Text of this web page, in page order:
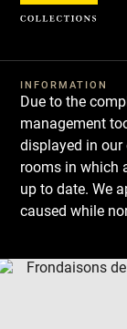
INFORMATION
Due to the
management
displayed in
rooms in which
up to date. We
caused while
Download
Next
Previous
Cookies